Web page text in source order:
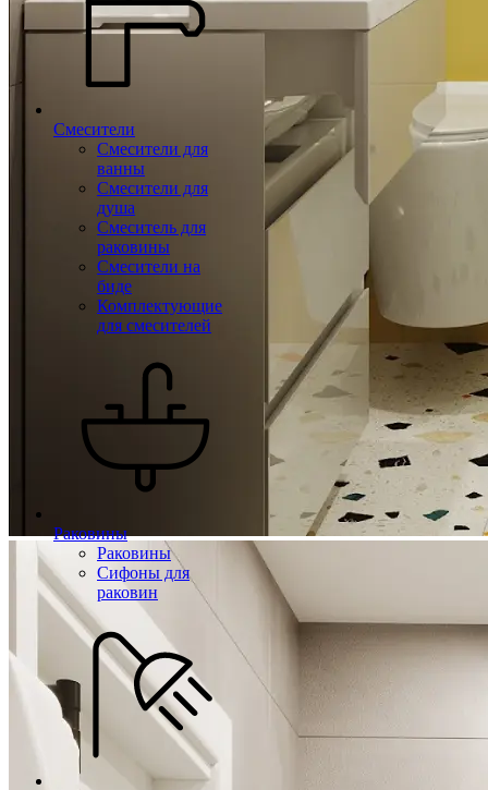
Смесители
Смесители для
ванны
Смесители для
душа
Смеситель для
раковины
Смесители на
биде
Комплектующие
для смесителей
Раковины
Раковины
Сифоны для
раковин